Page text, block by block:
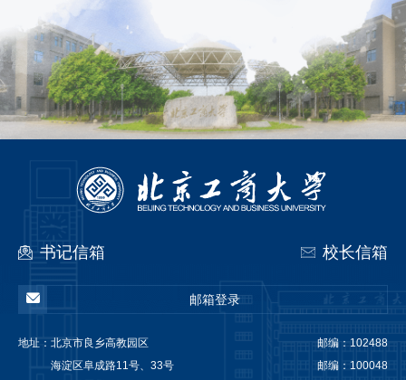
书记信箱 校长信箱
邮箱登录
地址： 北京市良乡高教园区
邮编：102488
海淀区阜成路11号、33号
邮编：100048